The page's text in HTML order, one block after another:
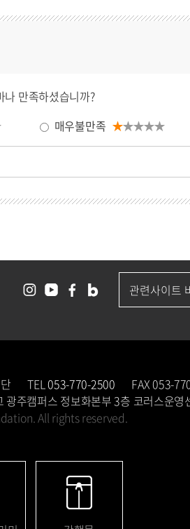
만족하셨습니까?
매우불만족
TEL053-770-2500
FAX 053-
주캠퍼스 정보화본부 3층 코러스운영
All rights reserved.